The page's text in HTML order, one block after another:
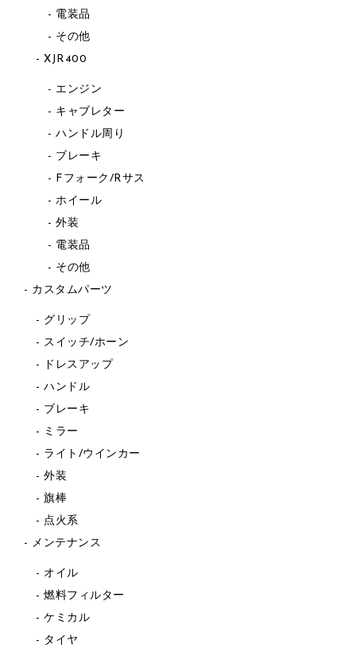
電装品
その他
XJR400
エンジン
キャブレター
ハンドル周り
ブレーキ
Fフォーク/Rサス
ホイール
外装
電装品
その他
カスタムパーツ
グリップ
スイッチ/ホーン
ドレスアップ
ハンドル
ブレーキ
ミラー
ライト/ウインカー
外装
旗棒
点火系
メンテナンス
オイル
燃料フィルター
ケミカル
タイヤ